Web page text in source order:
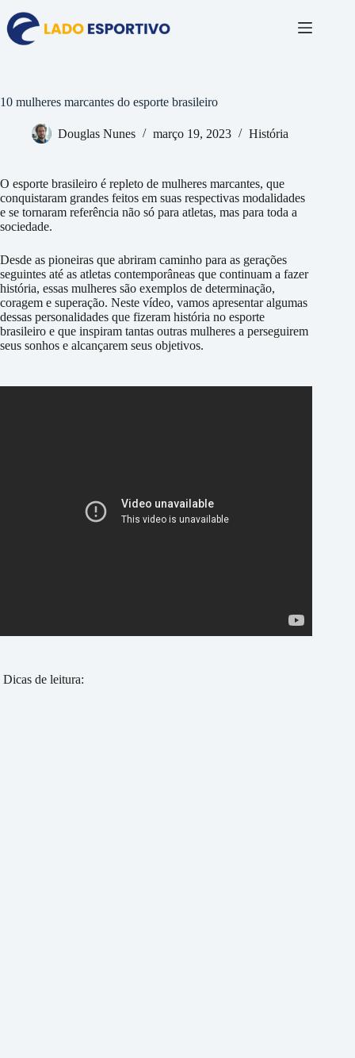
para
conteúdo
10 mulheres marcantes do esporte brasileiro
Douglas Nunes março 19, 2023 História
O esporte brasileiro é repleto de mulheres marcantes, que
conquistaram grandes feitos em suas respectivas modalidades
e se tornaram referência não só para atletas, mas para toda a
sociedade.
Desde as pioneiras que abriram caminho para as gerações
seguintes até as atletas contemporâneas que continuam a fazer
história, essas mulheres são exemplos de determinação,
coragem e superação. Neste vídeo, vamos apresentar algumas
dessas personalidades que fizeram história no esporte
brasileiro e que inspiram tantas outras mulheres a perseguirem
seus sonhos e alcançarem seus objetivos.
Dicas de leitura: